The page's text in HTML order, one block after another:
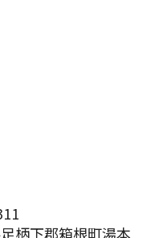
柄下郡箱根町湯本